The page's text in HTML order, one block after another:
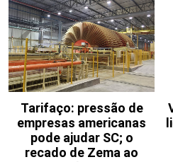
Tarifaço: pressão de
empresas americanas
pode ajudar SC; o
recado de Zema ao